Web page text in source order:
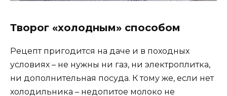
Творог «холодным» способом
Рецепт пригодится на даче и в походных
условиях – не нужны ни газ, ни электроплитка,
ни дополнительная посуда. К тому же, если нет
холодильника – недопитое молоко не